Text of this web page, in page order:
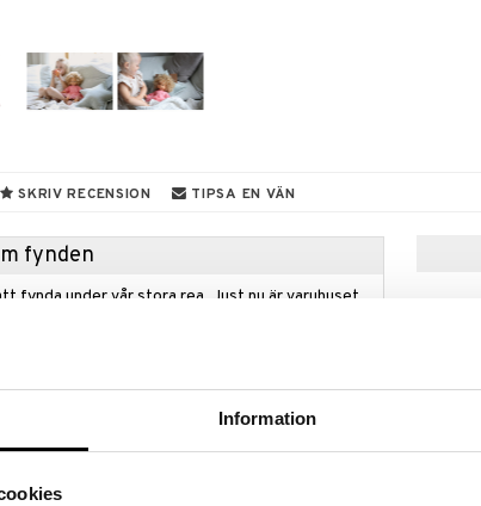
Information
SKRIV RECENSION TIPSA EN VÄN
fynden
fynda under vår stora rea. Just nu är varuhuset
kan fort ta slut!
»